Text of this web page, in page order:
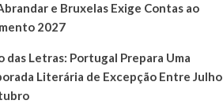
e Bruxelas Exige Contas ao
2027
das Letras: Portugal Prepara Uma
Literária de Excepção Entre Julho